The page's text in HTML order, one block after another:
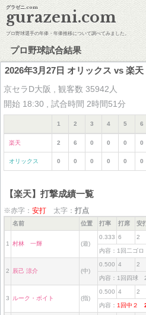
グラゼニ.com
gurazeni.com
プロ野球選手の年俸・年俸推移について調べてみました。
プロ野球試合結果
2026年3月27日 オリックス vs 楽
京セラD大阪 , 観客数 35942人
開始 18:30 , 試合時間 2時間51分
1 2 3 4 5 6
楽天 2 6 0 0 0 0
オリックス 0 0 0 0 0 0
【楽天】打撃成績一覧
※赤字： 安打 太字： 打点
名前 位置 打率 打席 安
1 村林 一輝 (遊)
0.333 6 2
内容：1回二ゴ
2 辰己 涼介 (中)
0.500 4 2
内容：1回四球
3 ルーク・ボイト (指)
0.500 4 2
内容： 1回中２